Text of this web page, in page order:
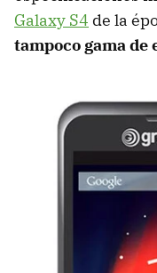
Galaxy S4 de la
tampoco gama de